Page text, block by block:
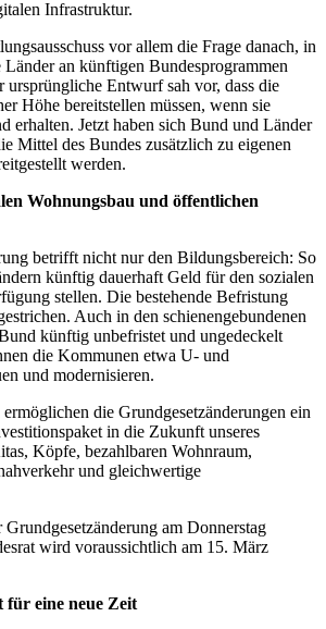
Infrastruktur.
vor allem die Frage danach, in
an künftigen Bundesprogrammen
ursprüngliche Entwurf sah vor, dass die
Höhe bereitstellen müssen, wenn sie
erhalten. Jetzt haben sich Bund und Länder
Mittel des Bundes zusätzlich zu eigenen
werden.
Wohnungsbau und öffentlichen
betrifft nicht nur den Bildungsbereich: So
künftig dauerhaft Geld für den sozialen
stellen. Die bestehende Befristung
Auch in den schienengebundenen
künftig unbefristet und ungedeckelt
die Kommunen etwa U- und
und modernisieren.
die Grundgesetzänderungen ein
in die Zukunft unseres
Köpfe, bezahlbaren Wohnraum,
und gleichwertige
am Donnerstag
wird voraussichtlich am 15. März
für eine neue Zeit